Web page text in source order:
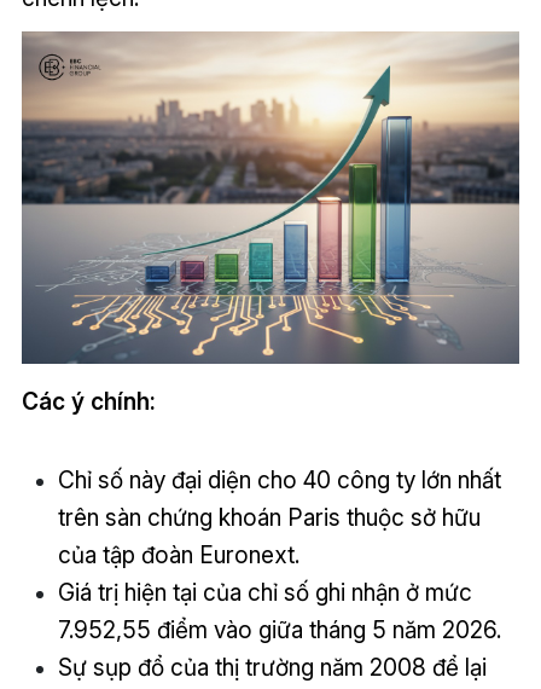
Các ý chính:
Chỉ số này đại diện cho 40 công ty lớn nhất
trên sàn chứng khoán Paris thuộc sở hữu
của tập đoàn Euronext.
Giá trị hiện tại của chỉ số ghi nhận ở mức
7.952,55 điểm vào giữa tháng 5 năm 2026.
Sự sụp đổ của thị trường năm 2008 để lại